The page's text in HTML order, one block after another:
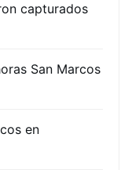
capturados
San Marcos
en